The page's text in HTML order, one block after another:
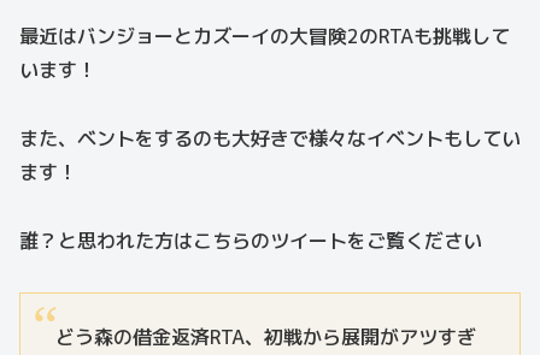
最近はバンジョーとカズーイの大冒険2のRTAも挑戦して
います！
また、ベントをするのも大好きで様々なイベントもしてい
ます！
誰？と思われた方はこちらのツイートをご覧ください
どう森の借金返済RTA、初戦から展開がアツすぎ